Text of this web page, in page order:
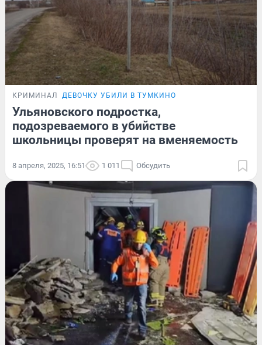
КРИМИНАЛ ДЕВОЧКУ УБИЛИ В ТУМКИНО
Ульяновского подростка,
подозреваемого в убийстве
школьницы проверят на вменяемость
8 апреля, 2025, 16:51 1 011 Обсудить